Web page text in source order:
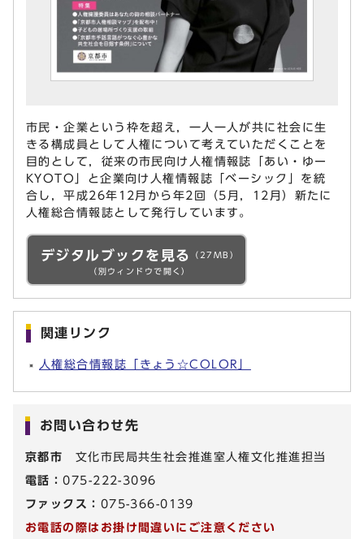
市民・企業という枠を超え，一人一人が共に社会に生
きる構成員として人権について考えていただくことを
目的として，従来の市民向け人権情報誌「あい・ゆー
KYOTO」と企業向け人権情報誌「ベーシック」を統
合し，平成26年12月から年2回（5月，12月）新たに
人権総合情報誌として発行しています。
デジタルブックを見る
（27MB）
（別ウィンドウで開く）
関連リンク
人権総合情報誌「きょう☆COLOR」
お問い合わせ先
京都市 文化市民局共生社会推進室人権文化推進担当
電話：075-222-3096
ファックス： 075-366-0139
お電話の際はお掛け間違いにご注意ください